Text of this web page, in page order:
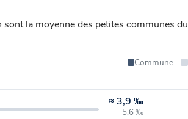
la moyenne des petites communes du
Commune
≈ 3,9 ‰
5,6 ‰